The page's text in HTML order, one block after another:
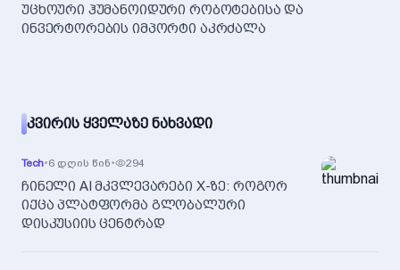
უცხოური ჰუმანოიდური რობოტებისა და
ინვერტორების იმპორტი აკრძალა
ᲙᲕᲘᲠᲘᲡ ᲧᲕᲔᲚᲐᲖᲔ ᲜᲐᲮᲕᲐᲓᲘ
Tech•6 დღის წინ• 294
ჩინელი AI მკვლევარები X-ზე: როგორ
იქცა პლატფორმა გლობალური
დისკუსიის ცენტრად